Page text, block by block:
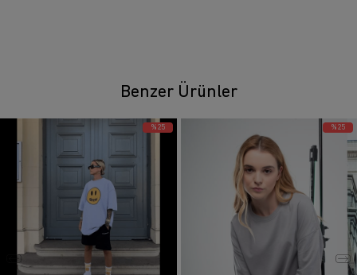
Benzer Ürünler
%25 %25